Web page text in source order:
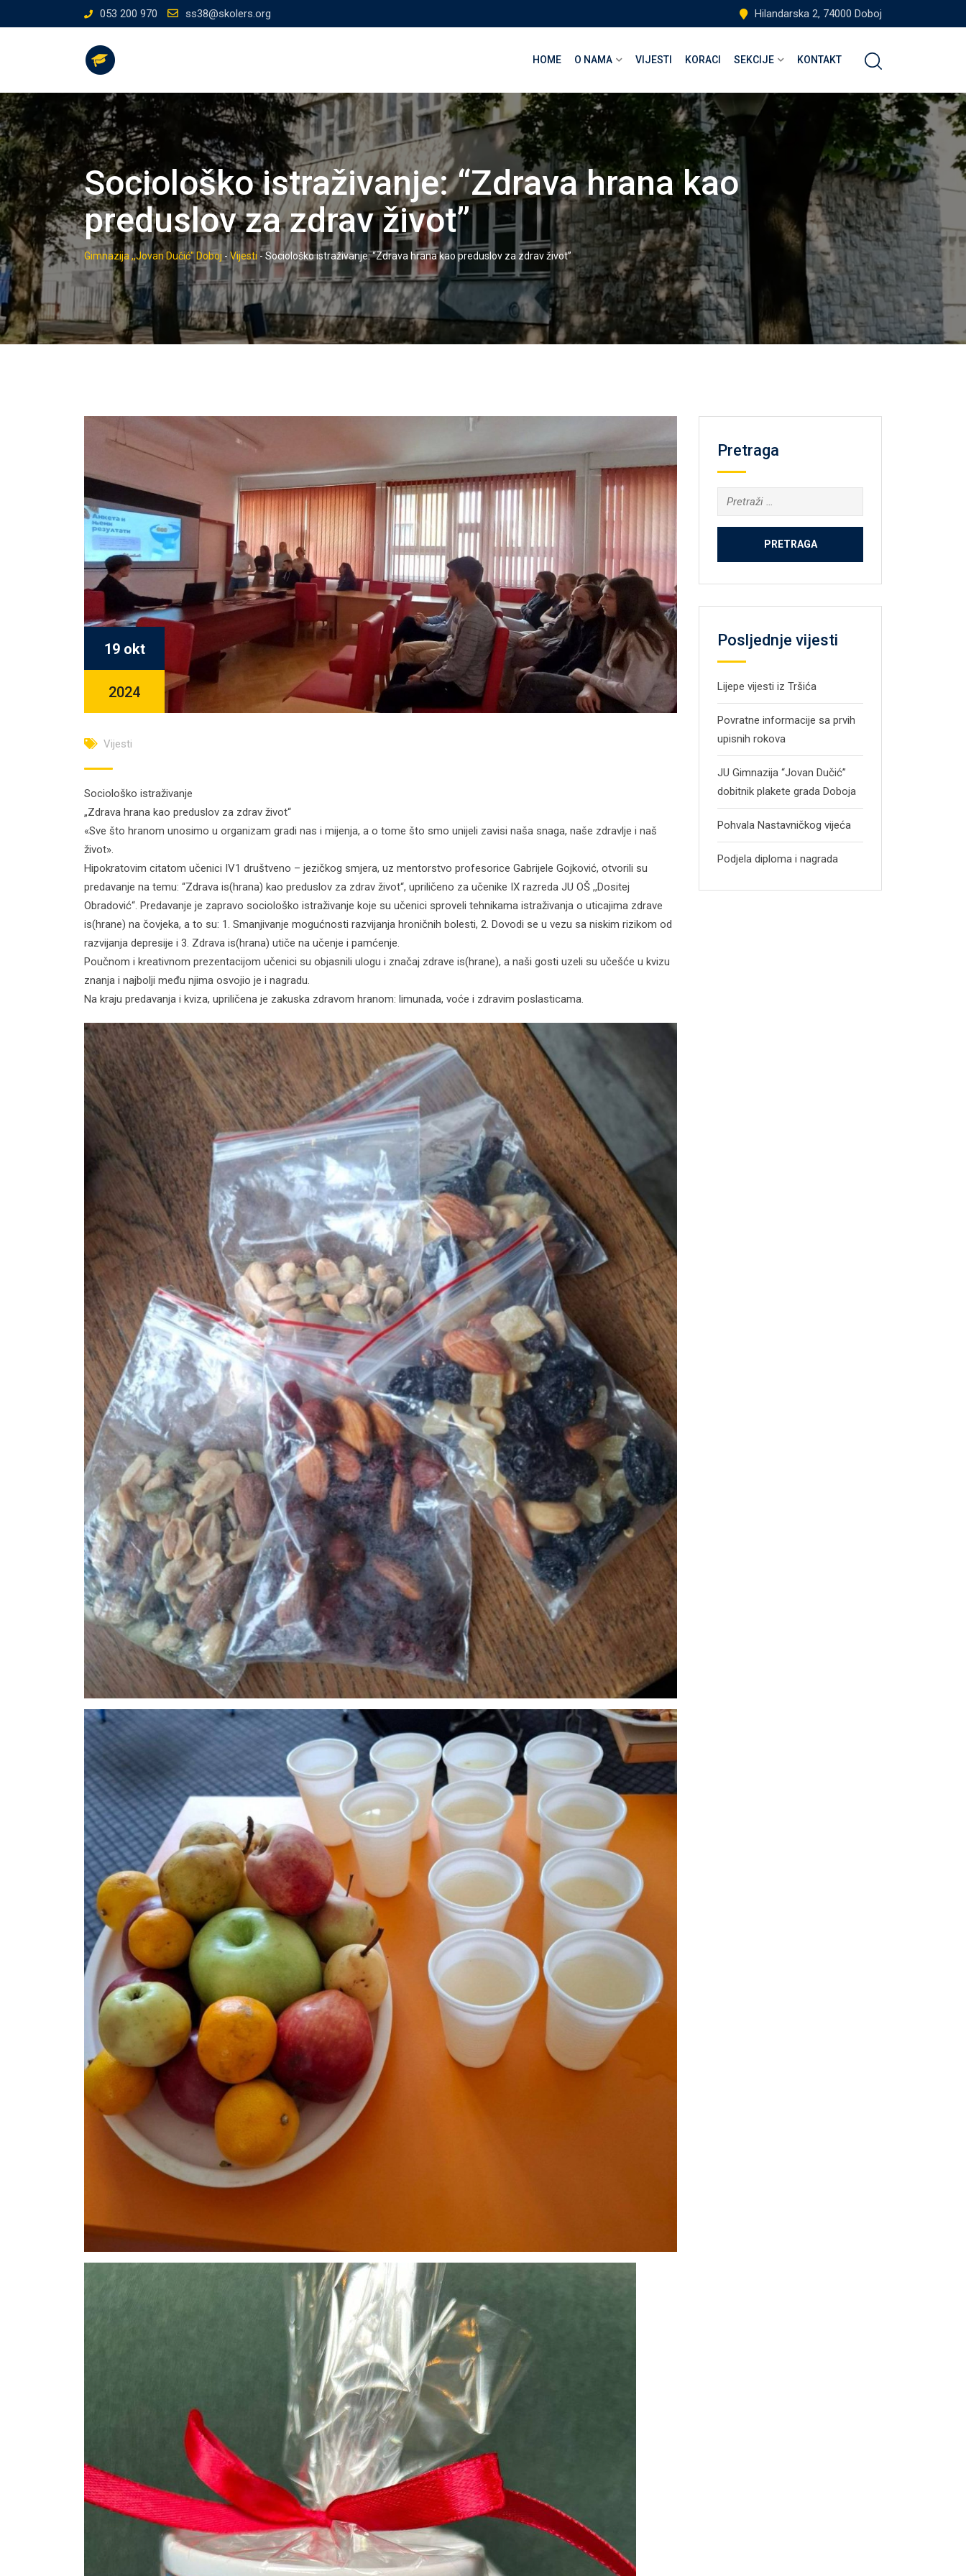
to
053 200 970 ss38@skolers.org Hilandarska 2, 74000 Doboj
HOME O NAMA VIJESTI KORACI SEKCIJE KONTAKT
Sociološko istraživanje: “Zdrava hrana kao
preduslov za zdrav život”
Gimnazija ,,Jovan Dučić" Doboj -Vijesti - Sociološko istraživanje: “Zdrava hrana kao preduslov za zdrav život”
19 okt
2024
Vijesti
Sociološko istraživanje
„Zdrava hrana kao preduslov za zdrav život“
«Sve što hranom unosimo u organizam gradi nas i mijenja, a o tome što smo unijeli zavisi naša snaga, naše zdravlje i naš
život».
Hipokratovim citatom učenici IV1 društveno – jezičkog smjera, uz mentorstvo profesorice Gabrijele Gojković, otvorili su
predavanje na temu: “Zdrava is(hrana) kao preduslov za zdrav život“, upriličeno za učenike IX razreda JU OŠ ,,Dositej
Obradović“. Predavanje je zapravo sociološko istraživanje koje su učenici sproveli tehnikama istraživanja o uticajima zdrave
is(hrane) na čovjeka, a to su: 1. Smanjivanje mogućnosti razvijanja hroničnih bolesti, 2. Dovodi se u vezu sa niskim rizikom od
razvijanja depresije i 3. Zdrava is(hrana) utiče na učenje i pamćenje.
Poučnom i kreativnom prezentacijom učenici su objasnili ulogu i značaj zdrave is(hrane), a naši gosti uzeli su učešće u kvizu
znanja i najbolji među njima osvojio je i nagradu.
Na kraju predavanja i kviza, upriličena je zakuska zdravom hranom: limunada, voće i zdravim poslasticama.
Pretraga
Pretraga:
Posljednje vijesti
Lijepe vijesti iz Tršića
Povratne informacije sa prvih
upisnih rokova
JU Gimnazija “Jovan Dučić”
dobitnik plakete grada Doboja
Pohvala Nastavničkog vijeća
Podjela diploma i nagrada